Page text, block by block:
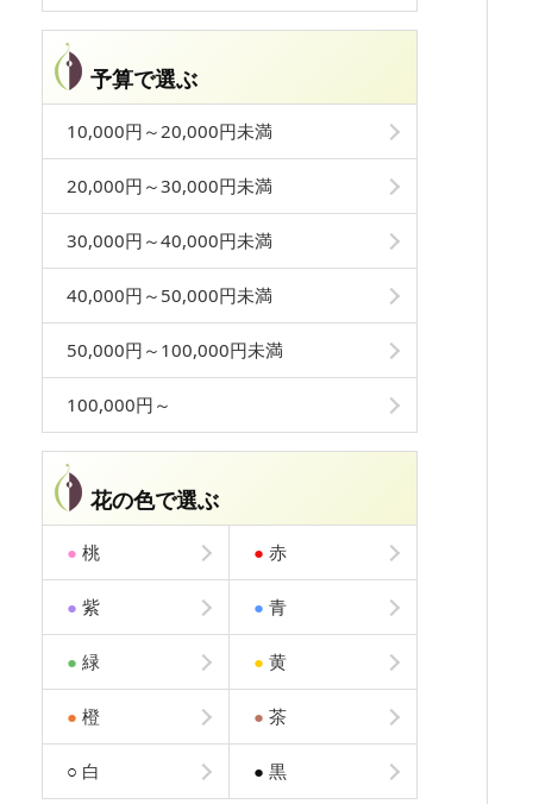
予算で選ぶ
10,000円～20,000円未満
20,000円～30,000円未満
30,000円～40,000円未満
40,000円～50,000円未満
50,000円～100,000円未満
100,000円～
花の色で選ぶ
● 桃 ● 赤
● 紫 ● 青
● 緑 ● 黄
● 橙 ● 茶
○ 白 ● 黒